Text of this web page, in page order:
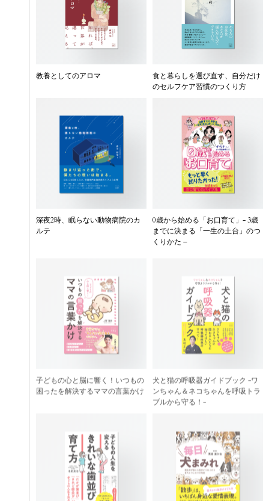
教養としてのアロマ
食と暮らしを選び直す、自分だけ
のセルフケア習慣のつくり方
深夜2時、眠らない動物病院のカ
ルテ
0歳から始める「お口育て」- 3歳
までに決まる「一生の土台」のつ
くりかた –
子どもの心と脳に響く！いつもの
困ったを解決するママの言葉かけ
犬と猫の呼吸器ガイドブック -ワ
ンちゃん＆ネコちゃんを呼吸トラ
ブルから守る！-